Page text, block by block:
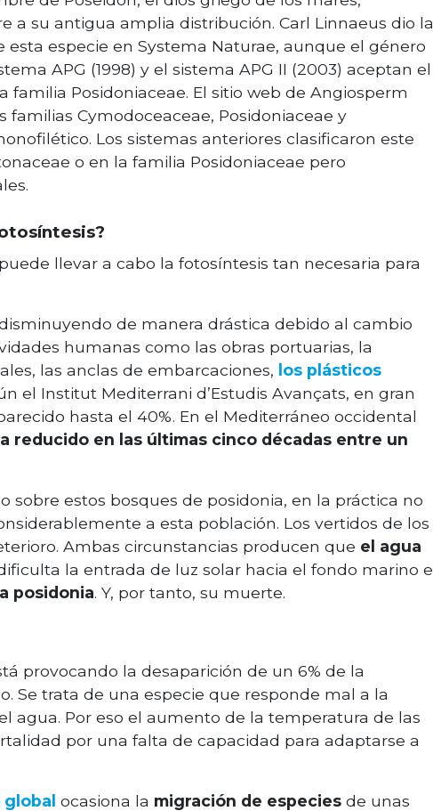
a su antigua amplia distribución. Carl Linnaeus dio la
especie en Systema Naturae, aunque el género
APG (1998) y el sistema APG II (2003) aceptan el
Posidoniaceae. El sitio web de Angiosperm
Cymodoceaceae, Posidoniaceae y
Los sistemas anteriores clasificaron este
o en la familia Posidoniaceae pero
llevar a cabo la fotosíntesis tan necesaria para
de manera drástica debido al cambio
humanas como las obras portuarias, la
las anclas de embarcaciones, los plásticos
el Institut Mediterrani d’Estudis Avançats, en gran
hasta el 40%. En el Mediterráneo occidental
reducido en las últimas cinco décadas entre un
sobre estos bosques de posidonia, en la práctica no
a esta población. Los vertidos de los
Ambas circunstancias producen que el agua
la entrada de luz solar hacia el fondo marino e
posidonia. Y, por tanto, su muerte.
provocando la desaparición de un 6% de la
Se trata de una especie que responde mal a la
agua. Por eso el aumento de la temperatura de las
por una falta de capacidad para adaptarse a
ocasiona la migración de especies de unas